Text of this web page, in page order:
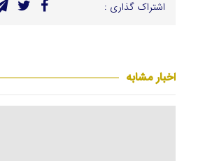
اشتراک گذاری :
اخبار مشابه